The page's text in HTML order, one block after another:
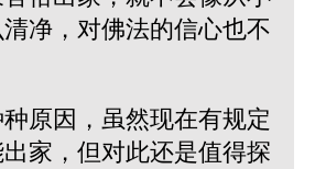
净，对佛法的信心也不
原因，虽然现在有规定
家，但对此还是值得探